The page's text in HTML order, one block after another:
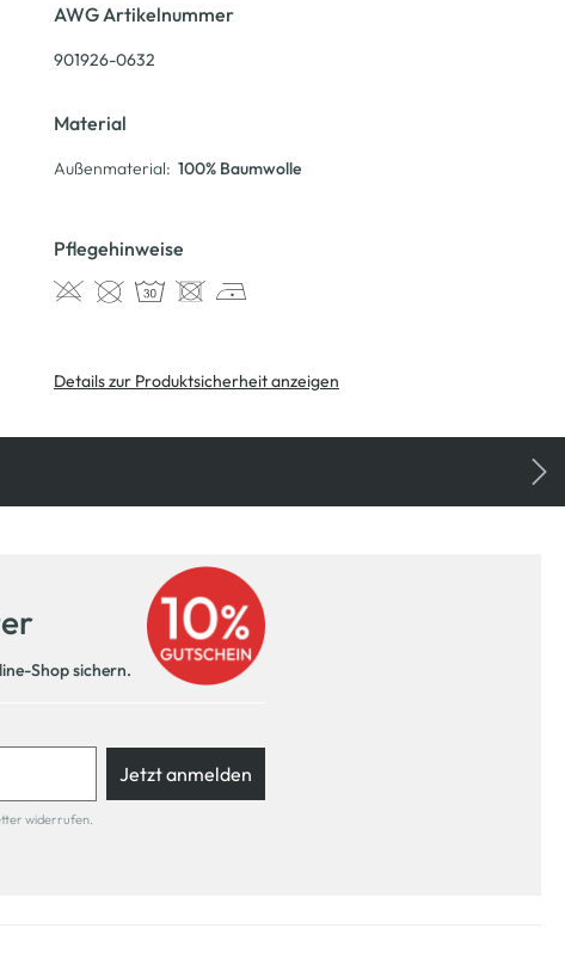
AWG Artikelnummer
901926-0632
Material
Außenmaterial: 100% Baumwolle
Pflegehinweise
Details zur Produktsicherheit anzeigen
Shop sichern.
Jetzt anmelden
widerrufen.